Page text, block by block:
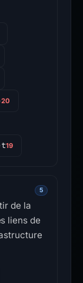
20
19
5
de la
liens de